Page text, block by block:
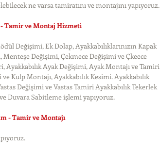
ne varsa tamiratını ve montajını yapıyoruz.
- Tamir ve Montaj Hizmeti
Değişimi, Ek Dolap, Ayakkabılıklarınızın Kapak
Değişimi, Çekmece Değişimi ve Çkeece
Ayakkabılık Ayak Değişimi, Ayak Montajı ve Tamiri
Kulp Montajı, Ayakkabılık Kesimi. Ayakkabılık
Değişimi ve Vastas Tamiri Ayakkabılık Tekerlek
Duvara Sabitleme işlemi yapıyoruz.
- Tamir ve Montajı